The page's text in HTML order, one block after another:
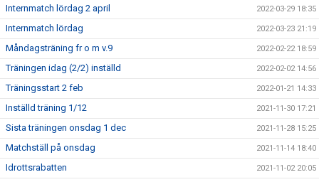
Internmatch lördag 2 april 2022-03-29 18:35
Internmatch lördag 2022-03-23 21:19
Måndagsträning fr o m v.9 2022-02-22 18:59
Träningen idag (2/2) inställd 2022-02-02 14:56
Träningsstart 2 feb 2022-01-21 14:33
Inställd träning 1/12 2021-11-30 17:21
Sista träningen onsdag 1 dec 2021-11-28 15:25
Matchställ på onsdag 2021-11-14 18:40
Idrottsrabatten 2021-11-02 20:05